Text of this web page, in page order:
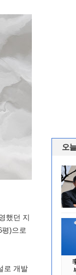
했던 지
)으로
로 개발
오